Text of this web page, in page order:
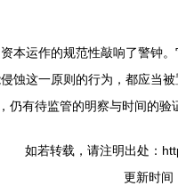
本运作的规范性敲响了警钟
蚀这一原则的行为，都应当
仍有待监管的明察与时间的验
如若转载，请注明出处：
更新时间